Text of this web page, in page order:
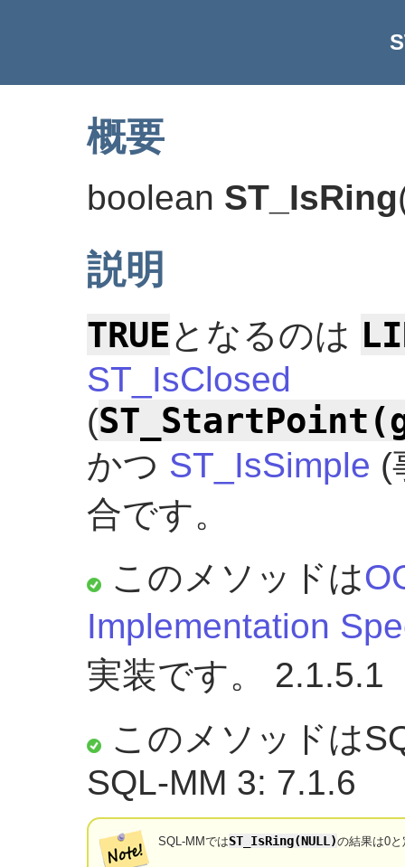
概要
boolean ST_IsRing
説明
TRUEとなるのは
ST_IsClosed
(
かつ ST_IsSimple (
合です。
このメソッドは
Implementation
実装です。 2.1.5.1
このメソッドは
SQL-MM 3: 7.1.6
SQL-MMではST_IsRing(NULL)の結果は0